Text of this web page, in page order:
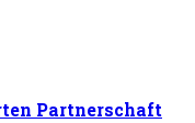
Partnerschaft